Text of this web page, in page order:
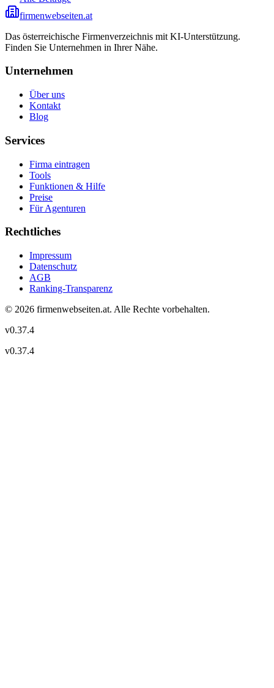
firmenwebseiten.at
Das österreichische Firmenverzeichnis mit KI-Unterstützung.
Finden Sie Unternehmen in Ihrer Nähe.
Unternehmen
Über uns
Kontakt
Blog
Services
Firma eintragen
Tools
Funktionen & Hilfe
Preise
Für Agenturen
Rechtliches
Impressum
Datenschutz
AGB
Ranking-Transparenz
© 2026 firmenwebseiten.at. Alle Rechte vorbehalten.
v0.37.4
v0.37.4